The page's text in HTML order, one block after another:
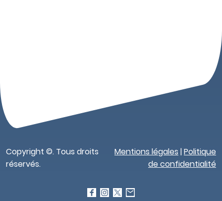
Copyright ©. Tous droits
réservés.
Mentions légales |Politique
de confidentialité